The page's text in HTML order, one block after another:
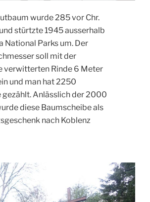
wurde 285 vor Chr.
stürtzte 1945 ausserhalb
National Parks um. Der
soll mit der
verwitterten Rinde 6 Meter
und man hat 2250
gezählt. Anlässlich der 2000
diese Baumscheibe als
nach Koblenz